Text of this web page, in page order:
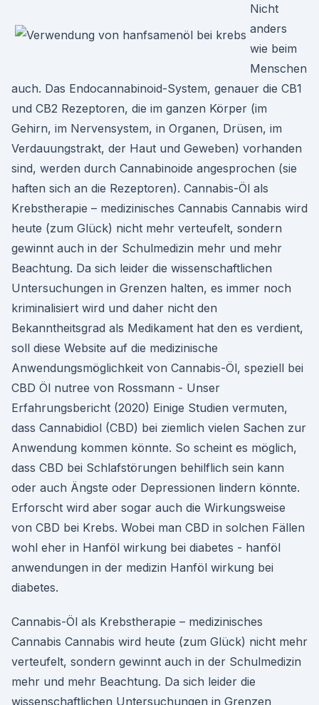
Nicht
anders
wie beim
Menschen
auch. Das Endocannabinoid-System, genauer die CB1
und CB2 Rezeptoren, die im ganzen Körper (im
Gehirn, im Nervensystem, in Organen, Drüsen, im
Verdauungstrakt, der Haut und Geweben) vorhanden
sind, werden durch Cannabinoide angesprochen (sie
haften sich an die Rezeptoren). Cannabis-Öl als
Krebstherapie – medizinisches Cannabis Cannabis wird
heute (zum Glück) nicht mehr verteufelt, sondern
gewinnt auch in der Schulmedizin mehr und mehr
Beachtung. Da sich leider die wissenschaftlichen
Untersuchungen in Grenzen halten, es immer noch
kriminalisiert wird und daher nicht den
Bekanntheitsgrad als Medikament hat den es verdient,
soll diese Website auf die medizinische
Anwendungsmöglichkeit von Cannabis-Öl, speziell bei
CBD Öl nutree von Rossmann - Unser
Erfahrungsbericht (2020) Einige Studien vermuten,
dass Cannabidiol (CBD) bei ziemlich vielen Sachen zur
Anwendung kommen könnte. So scheint es möglich,
dass CBD bei Schlafstörungen behilflich sein kann
oder auch Ängste oder Depressionen lindern könnte.
Erforscht wird aber sogar auch die Wirkungsweise
von CBD bei Krebs. Wobei man CBD in solchen Fällen
wohl eher in Hanföl wirkung bei diabetes - hanföl
anwendungen in der medizin Hanföl wirkung bei
diabetes.
Cannabis-Öl als Krebstherapie – medizinisches
Cannabis Cannabis wird heute (zum Glück) nicht mehr
verteufelt, sondern gewinnt auch in der Schulmedizin
mehr und mehr Beachtung. Da sich leider die
wissenschaftlichen Untersuchungen in Grenzen